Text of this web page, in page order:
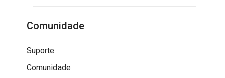
Comunidade
Suporte
Comunidade